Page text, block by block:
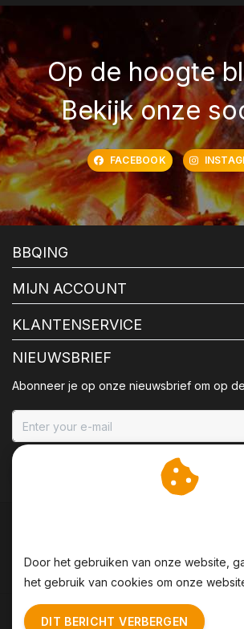
Op de hoogte
Bekijk onze
FACEBOOK
BBQING
MIJN ACCOUNT
KLANTENSERVICE
NIEUWSBRIEF
Abonneer je op onze nieuwsbrief om op
Algemene voorwaarden | Disclaimer
Door het gebruiken van onze website,
het gebruik van cookies om onze
DIT BERICHT VERBERGEN